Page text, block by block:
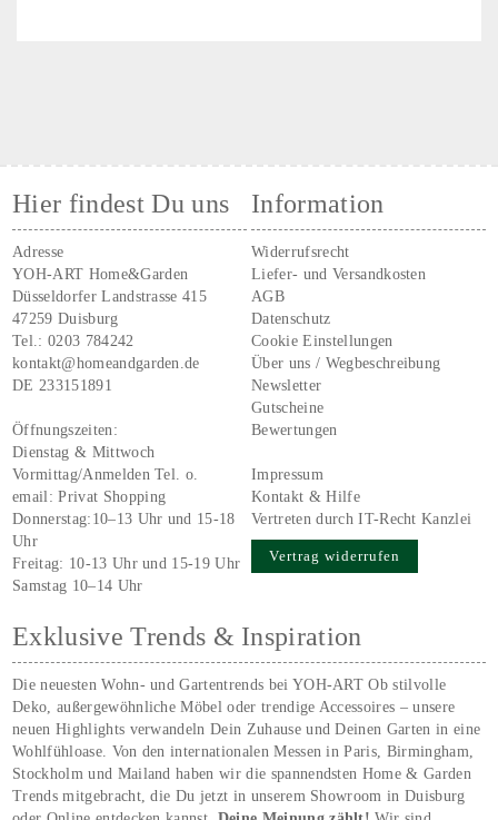
Hier findest Du uns
Adresse
YOH-ART Home&Garden
Düsseldorfer Landstrasse 415
47259 Duisburg
Tel.:0203 784242
kontakt@homeandgarden.de
DE 233151891
Öffnungszeiten:
Dienstag & Mittwoch
Vormittag/Anmelden Tel. o.
email:Privat Shopping
Donnerstag:10–13 Uhr und 15-18
Uhr
Freitag: 10-13 Uhr und 15-19 Uhr
Samstag 10–14 Uhr
Information
Widerrufsrecht
Liefer- und Versandkosten
AGB
Datenschutz
Cookie Einstellungen
Über uns / Wegbeschreibung
Newsletter
Gutscheine
Bewertungen
Impressum
Kontakt & Hilfe
Vertreten durch IT-Recht Kanzlei
Vertrag widerrufen
Exklusive Trends & Inspiration
Die neuesten Wohn- und Gartentrends bei YOH‑ART Ob stilvolle
Deko, außergewöhnliche Möbel oder trendige Accessoires – unsere
neuen Highlights verwandeln Dein Zuhause und Deinen Garten in eine
Wohlfühloase. Von den internationalen Messen in Paris, Birmingham,
Stockholm und Mailand haben wir die spannendsten Home & Garden
Trends mitgebracht, die Du jetzt in unserem Showroom in Duisburg